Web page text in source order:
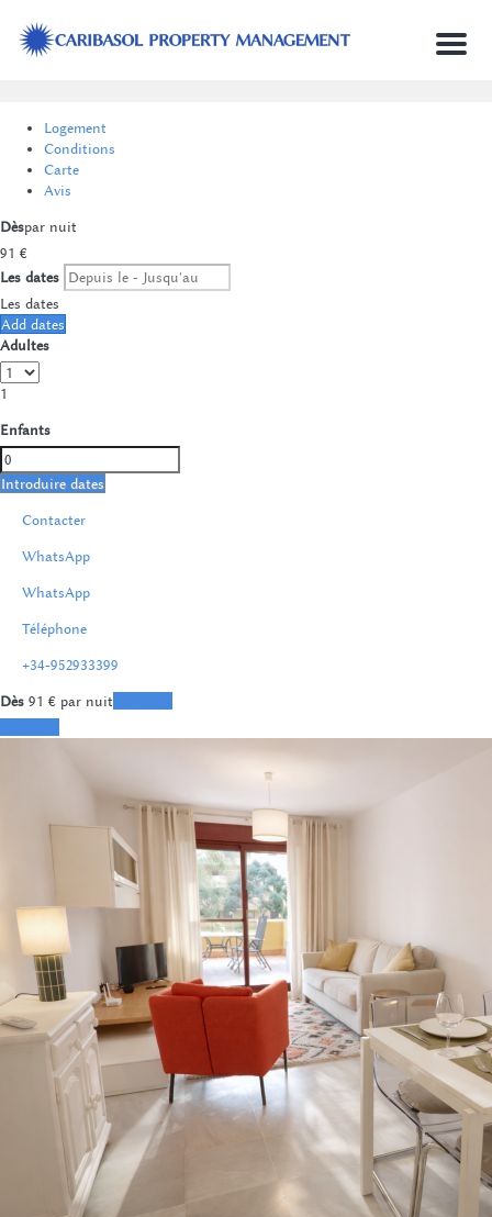
Menu
Logement
Conditions
Carte
Avis
Dèspar nuit
91 €
Les dates
Les dates
Add dates
Adultes
1
Enfants
Introduire dates
Contacter
WhatsApp
WhatsApp
Téléphone
+34-952933399
Dès 91 € par nuit